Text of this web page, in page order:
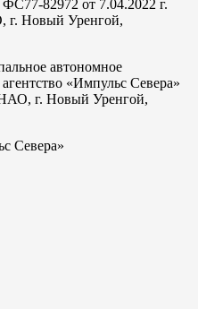
82972 от 7.04.2022 г.
г. Новый Уренгой,
автономное
«Импульс Севера»
г. Новый Уренгой,
Севера»